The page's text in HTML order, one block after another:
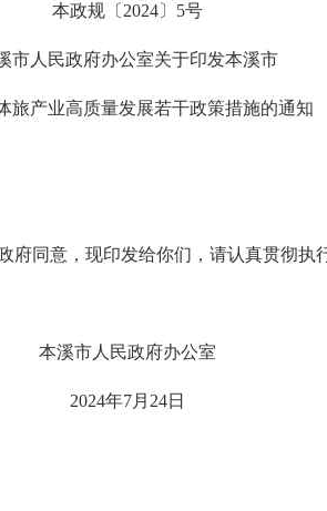
本政规〔2024〕5号
人民政府办公室关于印发本溪市
产业高质量发展若干政策措施的通知
同意，现印发给你们，请认真贯彻执行
本溪市人民政府办公室
2024年7月24日